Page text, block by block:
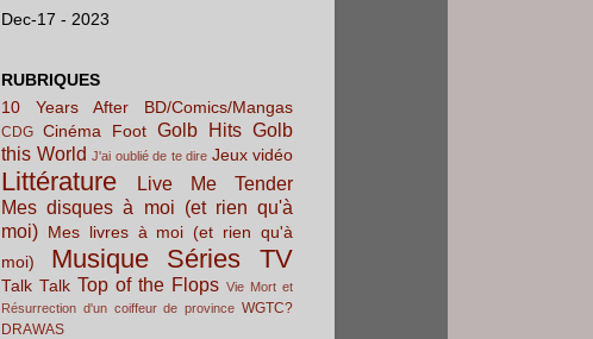
Dec-17 - 2023
RUBRIQUES
10 Years After
BD/Comics/Mangas
CDG Cinéma Foot Golb Hits Golb
this World J'ai oublié de te dire Jeux vidéo
Littérature
Live Me Tender
Mes disques à moi (et rien qu'à
moi) Mes livres à moi (et rien qu'à
moi)
Musique Séries TV
Talk Talk Top of the Flops Vie Mort et
Résurrection d'un coiffeur de province WGTC?
DRAWAS